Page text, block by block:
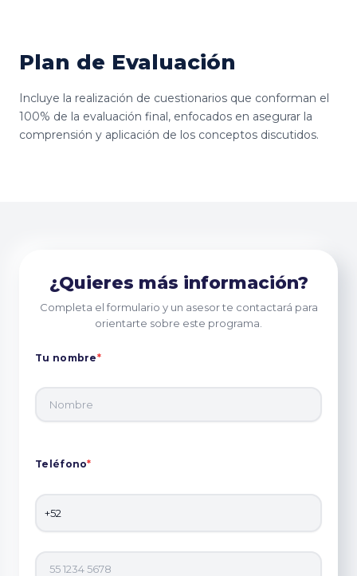
Plan de Evaluación
Incluye la realización de cuestionarios que conforman el
100% de la evaluación final, enfocados en asegurar la
comprensión y aplicación de los conceptos discutidos.
¿Quieres más información?
Completa el formulario y un asesor te contactará para
orientarte sobre este programa.
Tu nombre*
Teléfono*